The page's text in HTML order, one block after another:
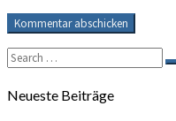
Search
for:
Neueste Beiträge